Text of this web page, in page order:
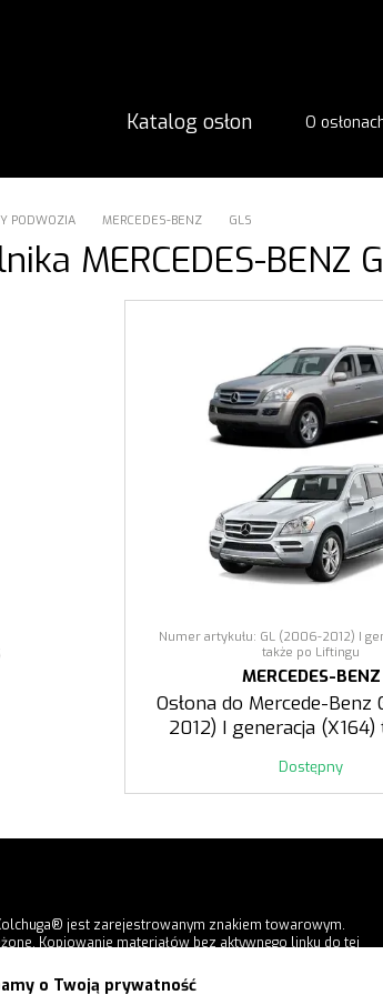
Katalog osłon O
PODWOZIA MERCEDES-BENZ GLS
MERCEDES-BENZ
Numer artykułu: GL (2006-2012) I
także po Liftingu
MERCEDES-BENZ
Osłona do Mercede-Benz
2012) I generacja (X164)
Dostępny
jest zarejestrowanym znakiem towarowym.
Kopiowanie materiałów bez aktywnego linku do tej
o Twoją prywatność